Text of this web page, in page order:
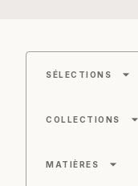
SÉLECTIONS arrow_drop_down
COLLECTIONS arrow_drop_down
MATIÈRES arrow_drop_down